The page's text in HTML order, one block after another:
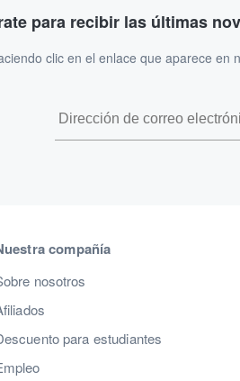
para recibir las últimas
clic en el enlace que aparece en
compañía
nosotros
para estudiantes